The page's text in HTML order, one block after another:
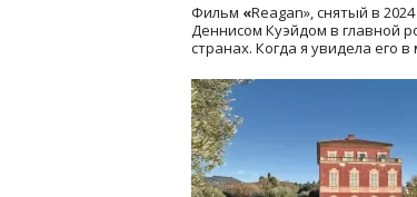
Фильм «Reagan», снятый в
Деннисом Куэйдом в главной
странах. Когда я увидела